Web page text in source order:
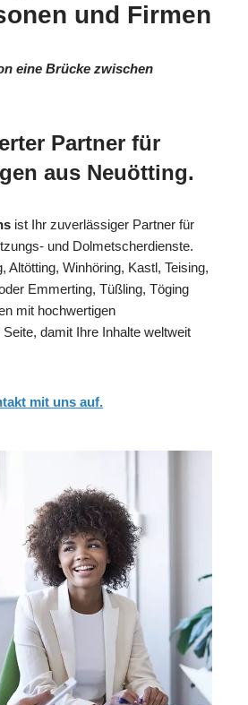
und Firmen
eine Brücke zwischen
Partner für
aus Neuötting.
ist Ihr zuverlässiger Partner für
und Dolmetscherdienste.
Altötting, Winhöring, Kastl, Teising,
Emmerting, Tüßling, Töging
mit hochwertigen
damit Ihre Inhalte weltweit
mit uns auf.